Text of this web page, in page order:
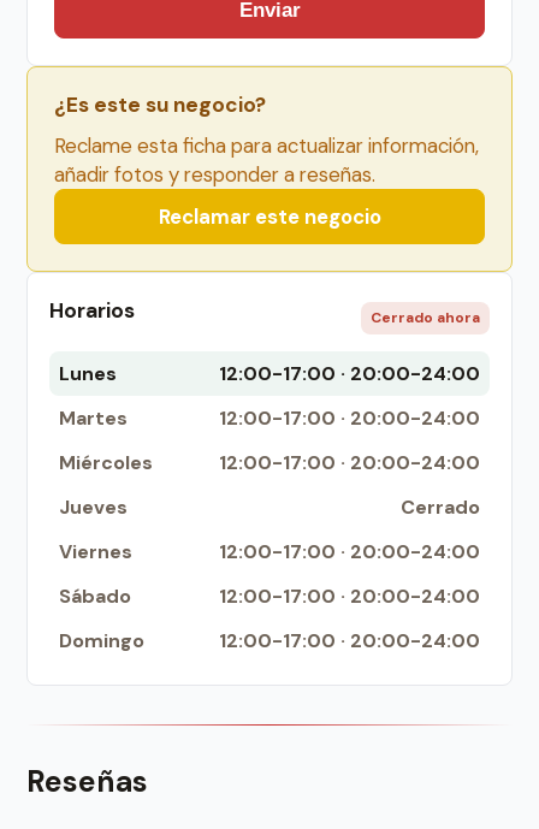
Enviar
¿Es este su negocio?
Reclame esta ficha para actualizar información,
añadir fotos y responder a reseñas.
Reclamar este negocio
Horarios Cerrado ahora
Lunes
12:00-17:00 · 20:00-24:00
Martes
12:00-17:00 · 20:00-24:00
Miércoles
12:00-17:00 · 20:00-24:00
Jueves
Cerrado
Viernes
12:00-17:00 · 20:00-24:00
Sábado
12:00-17:00 · 20:00-24:00
Domingo
12:00-17:00 · 20:00-24:00
Reseñas